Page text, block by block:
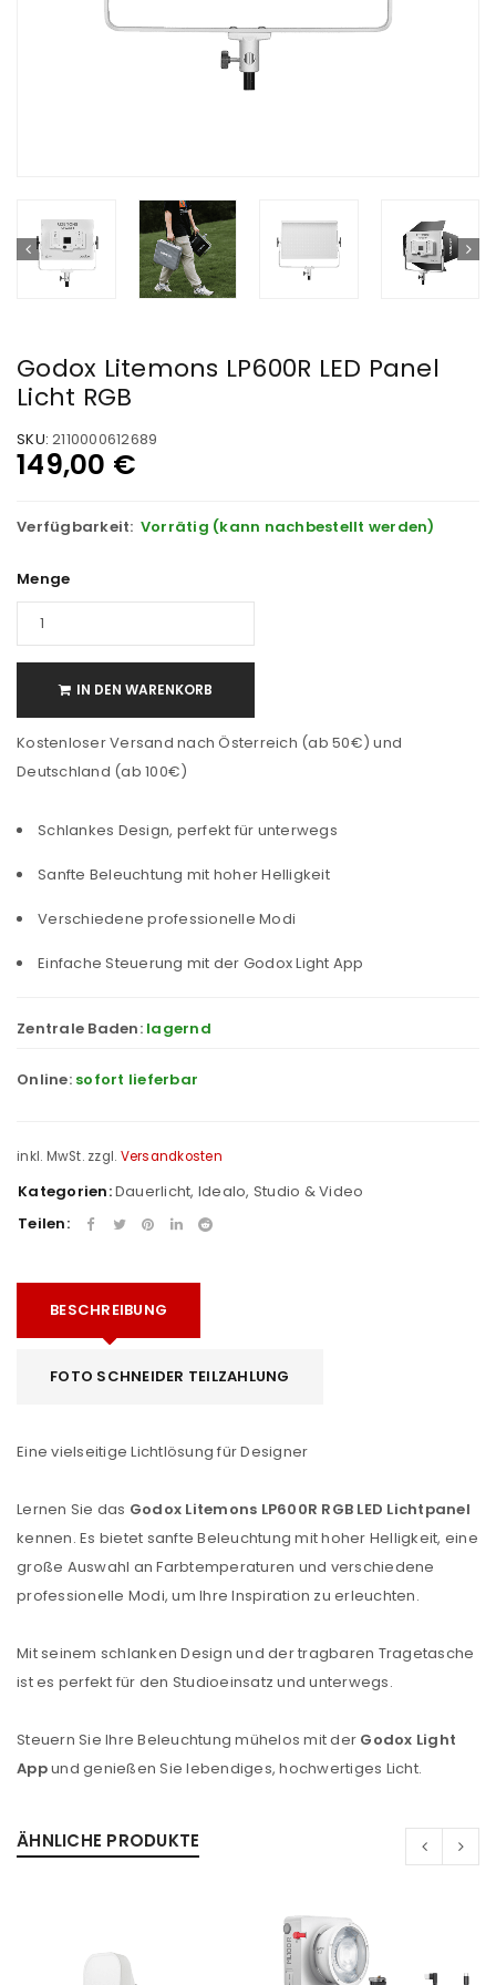
Godox Litemons LP600R LED Panel
Licht RGB
SKU: 2110000612689
149,00 €
Verfügbarkeit: Vorrätig (kann nachbestellt werden)
Menge
IN DEN WARENKORB
Kostenloser Versand nach Österreich (ab 50€) und
Deutschland (ab 100€)
Schlankes Design, perfekt für unterwegs
Sanfte Beleuchtung mit hoher Helligkeit
Verschiedene professionelle Modi
Einfache Steuerung mit der Godox Light App
Zentrale Baden: lagernd
Online: sofort lieferbar
inkl. MwSt. zzgl. Versandkosten
Kategorien:Dauerlicht, Idealo, Studio & Video
Teilen:
BESCHREIBUNG
FOTO SCHNEIDER TEILZAHLUNG
Eine vielseitige Lichtlösung für Designer
Lernen Sie das Godox Litemons LP600R RGB LED Lichtpanel
kennen. Es bietet sanfte Beleuchtung mit hoher Helligkeit, eine
große Auswahl an Farbtemperaturen und verschiedene
professionelle Modi, um Ihre Inspiration zu erleuchten.
Mit seinem schlanken Design und der tragbaren Tragetasche
ist es perfekt für den Studioeinsatz und unterwegs.
Steuern Sie Ihre Beleuchtung mühelos mit der Godox Light
Appund genießen Sie lebendiges, hochwertiges Licht.
ÄHNLICHE PRODUKTE